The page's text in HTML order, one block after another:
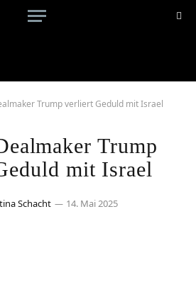
Trump verliert Geduld mit Israel
Trump
mit Israel
Schacht 14. Mai 2025